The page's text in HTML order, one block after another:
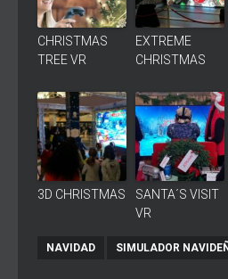
CHRISTMAS
TREE VR
EXTREME
CHRISTMAS
3D CHRISTMAS
SANTA´S VISIT
VR
NAVIDAD SIMULADOR